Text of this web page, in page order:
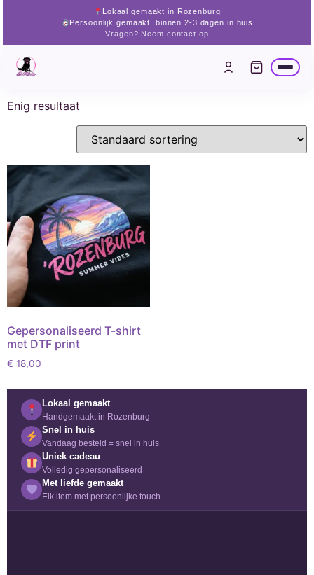
Lokaal gemaakt in Rozenburg
Persoonlijk gemaakt, binnen 2-3 dagen in huis
Vragen? Neem contact op
Enig resultaat
Gepersonaliseerd T-shirt
met DTF print
€ 18,00
Lokaal gemaakt
Handgemaakt in Rozenburg
Snel in huis
Vandaag besteld = snel in huis
Uniek cadeau
Volledig gepersonaliseerd
Met liefde gemaakt
Elk item met persoonlijke touch